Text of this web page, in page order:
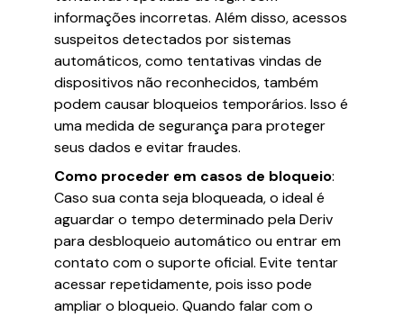
informações incorretas. Além disso, acessos
suspeitos detectados por sistemas
automáticos, como tentativas vindas de
dispositivos não reconhecidos, também
podem causar bloqueios temporários. Isso é
uma medida de segurança para proteger
seus dados e evitar fraudes.
Como proceder em casos de bloqueio:
Caso sua conta seja bloqueada, o ideal é
aguardar o tempo determinado pela Deriv
para desbloqueio automático ou entrar em
contato com o suporte oficial. Evite tentar
acessar repetidamente, pois isso pode
ampliar o bloqueio. Quando falar com o